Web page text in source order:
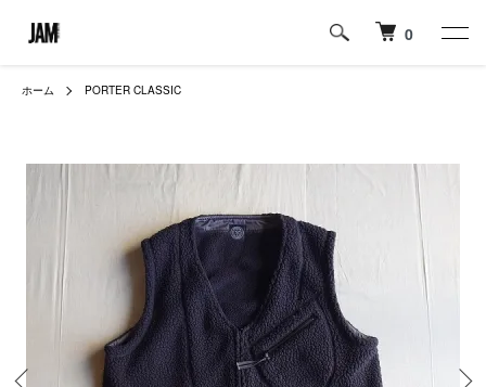
0
ホーム PORTER CLASSIC